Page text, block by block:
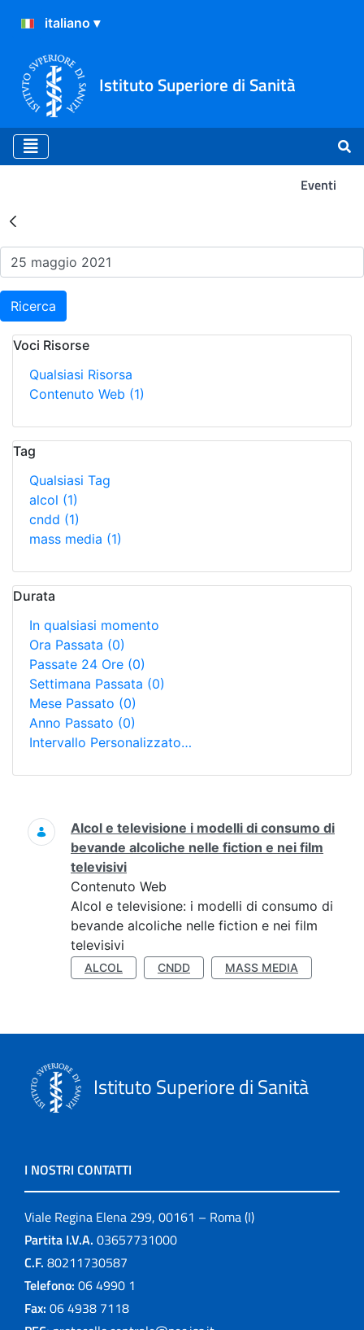
Istituto Superiore di Sanità
Eventi
Risultati della Ricerca -
Ricerca
Voci Risorse
Qualsiasi Risorsa
Contenuto Web (1)
Tag
Qualsiasi Tag
alcol (1)
cndd (1)
mass media (1)
Durata
In qualsiasi momento
Ora Passata (0)
Passate 24 Ore (0)
Settimana Passata (0)
Mese Passato (0)
Anno Passato (0)
Intervallo Personalizzato…
Ricerca
Alcol e televisione i modelli di consumo di
bevande alcoliche nelle fiction e nei film
televisivi
Contenuto Web
Alcol e televisione: i modelli di consumo di
bevande alcoliche nelle fiction e nei film
televisivi
ALCOL CNDD MASS MEDIA
Istituto Superiore di Sanità
I NOSTRI CONTATTI
Viale Regina Elena 299, 00161 – Roma (I)
Partita I.V.A. 03657731000
C.F. 80211730587
Telefono: 06 4990 1
Fax: 06 4938 7118